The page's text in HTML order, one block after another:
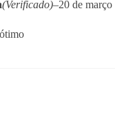
(Verificado)–20 de